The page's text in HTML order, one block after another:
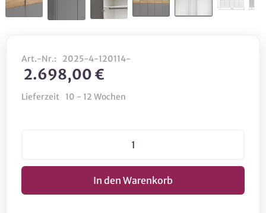
Art.-Nr.: 2025-4-120114-
2.698,00 €
Lieferzeit 10 - 12 Wochen